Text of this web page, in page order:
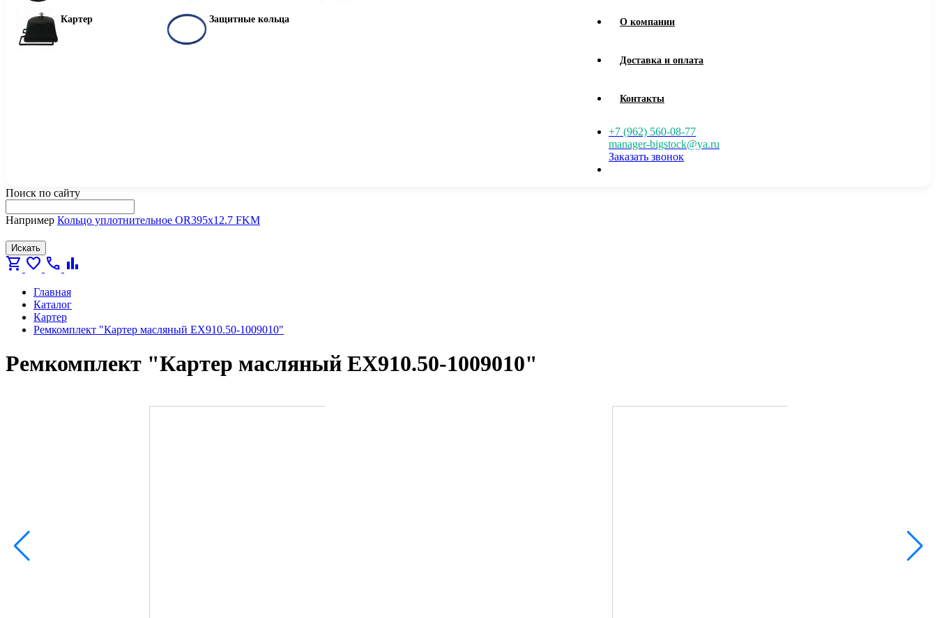
Картер Защитные кольца О компании
Доставка и оплата
Контакты
+7 (962) 560-08-77
manager-bigstock@ya.ru
Заказать звонок
Поиск по сайту
Например Кольцо уплотнительное OR395x12.7 FKM
Искать
shopping_cart favorite call bar_chart
Главная
Каталог
Картер
Ремкомплект "Картер масляный ЕХ910.50-1009010"
Ремкомплект "Картер масляный ЕХ910.50-1009010"